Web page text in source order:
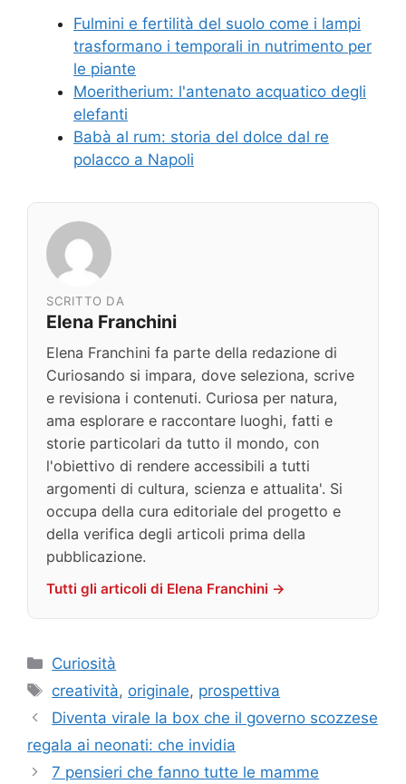
Fulmini e fertilità del suolo come i lampi
trasformano i temporali in nutrimento per
le piante
Moeritherium: l'antenato acquatico degli
elefanti
Babà al rum: storia del dolce dal re
polacco a Napoli
SCRITTO DA
Elena Franchini
Elena Franchini fa parte della redazione di
Curiosando si impara, dove seleziona, scrive
e revisiona i contenuti. Curiosa per natura,
ama esplorare e raccontare luoghi, fatti e
storie particolari da tutto il mondo, con
l'obiettivo di rendere accessibili a tutti
argomenti di cultura, scienza e attualita'. Si
occupa della cura editoriale del progetto e
della verifica degli articoli prima della
pubblicazione.
Tutti gli articoli di Elena Franchini →
Categorie
Curiosità
Tag
creatività, originale, prospettiva
Diventa virale la box che il governo scozzese
regala ai neonati: che invidia
7 pensieri che fanno tutte le mamme